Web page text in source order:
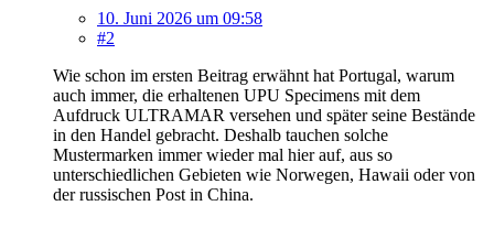
10. Juni 2026 um 09:58
#2
Wie schon im ersten Beitrag erwähnt hat Portugal, warum
auch immer, die erhaltenen UPU Specimens mit dem
Aufdruck ULTRAMAR versehen und später seine Bestände
in den Handel gebracht. Deshalb tauchen solche
Mustermarken immer wieder mal hier auf, aus so
unterschiedlichen Gebieten wie Norwegen, Hawaii oder von
der russischen Post in China.